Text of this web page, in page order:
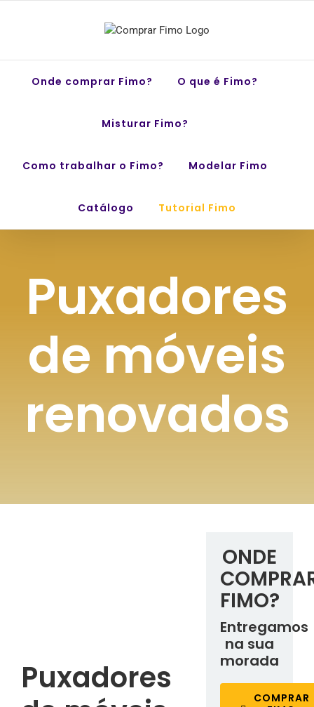
Onde comprar Fimo? O que é Fimo?
Misturar Fimo?
Como trabalhar o Fimo? Modelar Fimo
Catálogo Tutorial Fimo
Puxadores
de móveis
renovados
Puxadores
ONDE
FIMO?
Entregamos
na sua
morada
COMPRAR